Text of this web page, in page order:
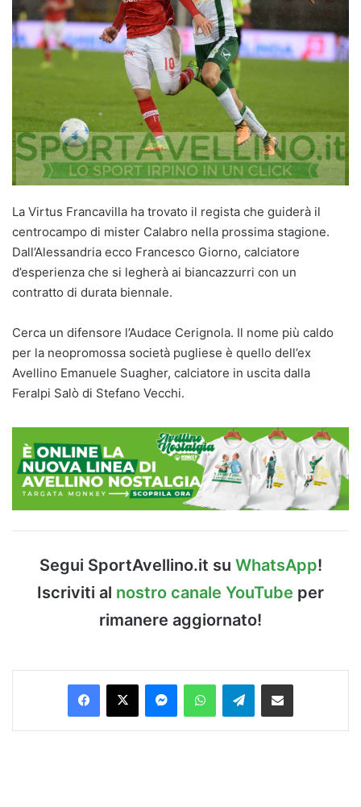
La Virtus Francavilla ha trovato il regista che guiderà il
centrocampo di mister Calabro nella prossima stagione.
Dall’Alessandria ecco Francesco Giorno, calciatore
d’esperienza che si legherà ai biancazzurri con un
contratto di durata biennale.
Cerca un difensore l’Audace Cerignola. Il nome più caldo
per la neopromossa società pugliese è quello dell’ex
Avellino Emanuele Suagher, calciatore in uscita dalla
Feralpi Salò di Stefano Vecchi.
Segui SportAvellino.it su WhatsApp!
Iscriviti al nostro canale YouTube per
rimanere aggiornato!
Facebook
X MessengerWhatsAppTelegramCondividi via Email